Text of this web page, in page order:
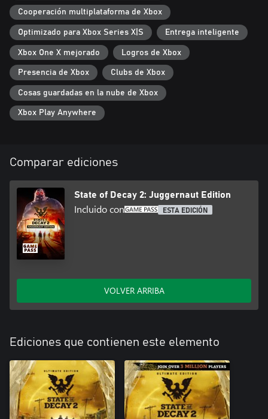
...además de otras innumerables mejoras en el clásico juego
Cooperación multiplataforma de Xbox
Optimizado para Xbox Series X|S Entrega inteligente
Xbox One X mejorado Logros de Xbox
Presencia de Xbox Clubs de Xbox
Cosas guardadas en la nube de Xbox
Xbox Play Anywhere
Comparar ediciones
State of Decay 2: Juggernaut Edition
Incluido con ESTA EDICIÓN
VOLVER ARRIBA
Ediciones que contienen este elemento